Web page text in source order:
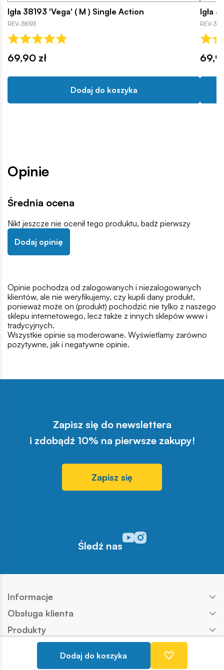
Dodaj do koszyka
Igła 38193 'Vega' ( M ) Single Action
REV-38193
69,90 zł
Dodaj do koszyka
Igła
REV-
Opinie
Średnia ocena
Nikt jeszcze nie ocenił tego produktu, bądź pierwszy
Dodaj opinię
Opinie pochodzą od zalogowanych i niezalogowanych
klientów, ale nie weryfikujemy, czy kupili dany produkt,
ponieważ może on (produkt) pochodzić nie tylko z naszego
sklepu internetowego, lecz także z innych sklepów www i
tradycyjnych.
Wszystkie opinie są moderowane. Wyświetlamy zarówno
pozytywne, jak i negatywne opinie.
Zapisz się do newslettera
i zdobądź 10% na pierwsze zakupy!
Zapisz się
Śledź nas
Odwiedź nasz profil w
Odwiedź nasz profil w
Informacje
Obsługa klienta
Produkty
Kontakt